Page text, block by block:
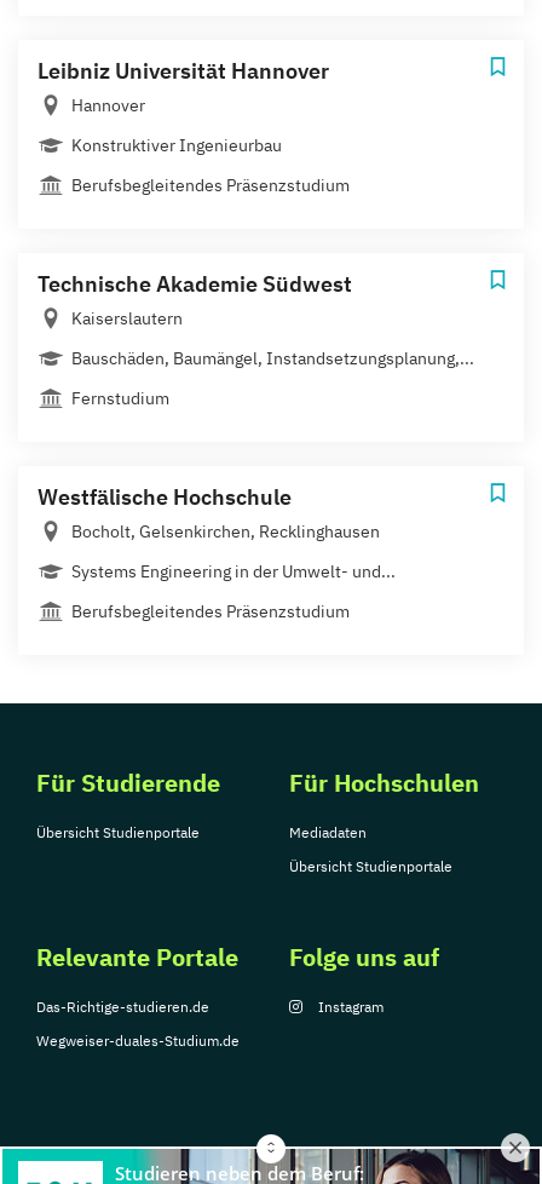
Leibniz Universität Hannover
Hannover
Konstruktiver Ingenieurbau
Berufsbegleitendes Präsenzstudium
Technische Akademie Südwest
Kaiserslautern
Bauschäden, Baumängel, Instandsetzungsplanung,...
Fernstudium
Westfälische Hochschule
Bocholt, Gelsenkirchen, Recklinghausen
Systems Engineering in der Umwelt- und...
Berufsbegleitendes Präsenzstudium
Für Studierende
Übersicht Studienportale
Für Hochschulen
Mediadaten
Übersicht Studienportale
Relevante Portale
Das-Richtige-studieren.de
Wegweiser-duales-Studium.de
Folge uns auf
Instagram